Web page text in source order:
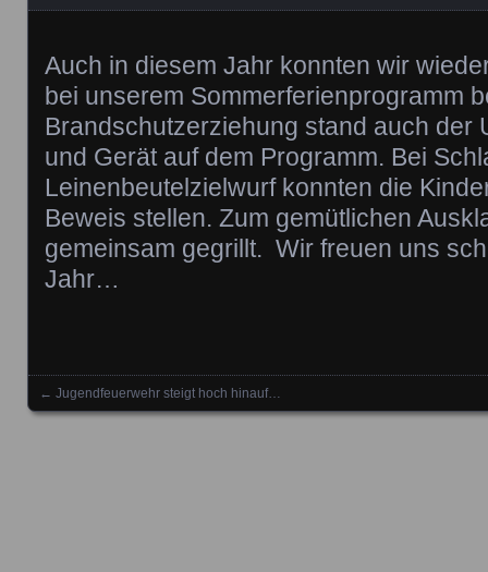
Auch in diesem Jahr konnten wir
bei unserem Sommerferienprogramm
Brandschutzerziehung stand auch der
und Gerät auf dem Programm. Bei
Leinenbeutelzielwurf konnten die
Beweis stellen. Zum gemütlichen
gemeinsam gegrillt. Wir freuen uns
Jahr…
Posts navigation
← Jugendfeuerwehr steigt hoch hinauf…